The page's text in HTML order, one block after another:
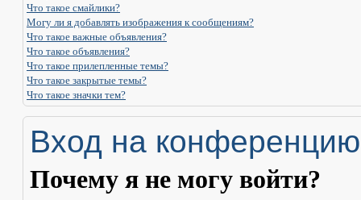
Что такое смайлики?
Могу ли я добавлять изображения к сообщениям?
Что такое важные объявления?
Что такое объявления?
Что такое прилепленные темы?
Что такое закрытые темы?
Что такое значки тем?
Вход на
Почему я не могу войти?